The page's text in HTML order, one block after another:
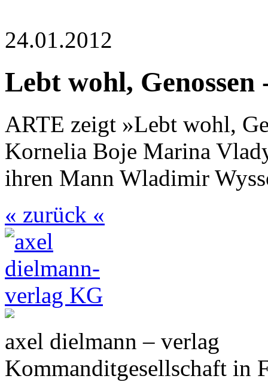
24.01.2012
Lebt wohl,
ARTE zeigt »Lebt wohl,
Kornelia Boje Marina
ihren Mann Wladimir
« zurück «
axel dielmann – verlag
Kommanditgesellschaft in